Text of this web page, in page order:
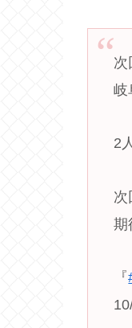
岐
2
次
期
『